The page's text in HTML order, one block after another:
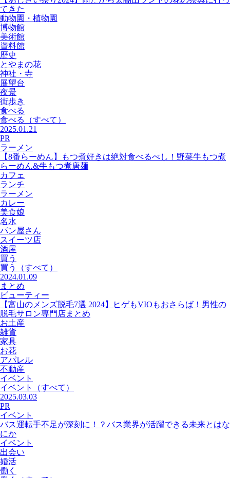
てきた
動物園・植物園
博物館
美術館
資料館
歴史
とやまの花
神社・寺
展望台
夜景
街歩き
食べる
食べる
（すべて）
2025.01.21
PR
ラーメン
【8番らーめん】もつ煮好きは絶対食べるべし！野菜牛もつ煮
らーめん&牛もつ煮唐麺
カフェ
ランチ
ラーメン
カレー
美食娘
名水
パン屋さん
スイーツ店
酒屋
買う
買う
（すべて）
2024.01.09
まとめ
ビューティー
【富山のメンズ脱毛7選 2024】ヒゲもVIOもおさらば！男性の
脱毛サロン専門店まとめ
お土産
雑貨
家具
お花
アパレル
不動産
イベント
イベント
（すべて）
2025.03.03
PR
イベント
バス運転手不足が深刻に！？バス業界が活躍できる未来とはな
にか
イベント
出会い
婚活
働く